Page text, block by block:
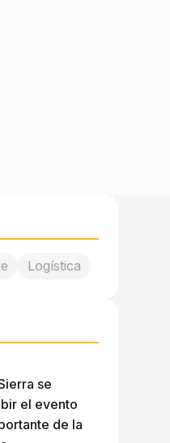
Logística
se
el evento
de la